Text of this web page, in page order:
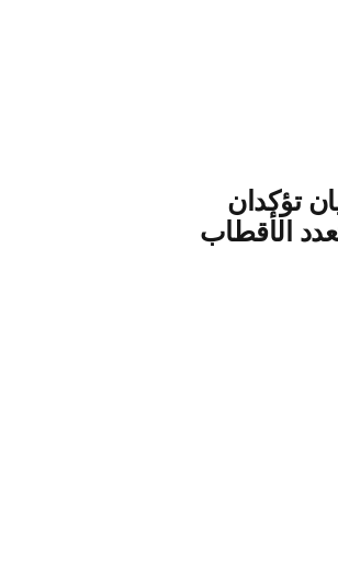
تؤكدان
الأقطاب